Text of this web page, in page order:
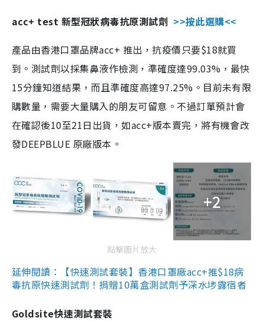
acc+ test 新型冠狀病毒抗原測試劑 >>按此選購<<
產品由香港口罩品牌acc+ 推出，抗疫價只要$18就買
到。測試劑以採集鼻液作檢測，準確度達99.03%，最快
15分鐘知道結果，而且準確度高達97.25%。目前未有限
購數量，需要大量購入的朋友可留意。不過訂單預計會
在確認後10至21日出貨，如acc+版本賣完，將有機會改
發DEEPBLUE 原廠版本。
+2
點擊圖片放大
延伸閱讀：【快速測試套裝】香港口罩廠acc+推$18病
毒抗原快速測試劑！捐贈10萬盒測試劑予深水埗露宿者
Goldsite快速測試套裝